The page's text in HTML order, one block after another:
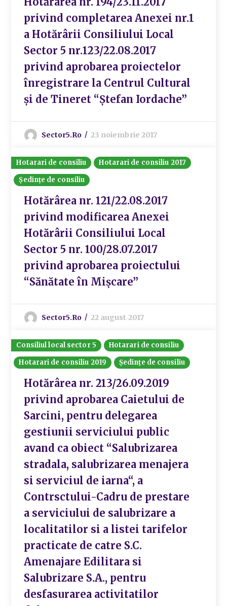
privind completarea Anexei nr.1
a Hotărârii Consiliului Local
Sector 5 nr.123/22.08.2017
privind aprobarea proiectelor
înregistrare la Centrul Cultural
și de Tineret “Ștefan Iordache”
Sector5.ro 23 noiembrie 2017
Hotarari de consiliu
Hotarari de consiliu 2017
Ședințe de consiliu
Hotărârea nr. 121/22.08.2017
privind modificarea Anexei
Hotărârii Consiliului Local
Sector 5 nr. 100/28.07.2017
privind aprobarea proiectului
“Sănătate în Mișcare”
Sector5.ro 22 august 2017
Consiliul local sector 5
Hotarari de consiliu
Hotarari de consiliu 2019
Ședințe de consiliu
Hotărârea nr. 213/26.09.2019
privind aprobarea Caietului de
Sarcini, pentru delegarea
gestiunii serviciului public
avand ca obiect “Salubrizarea
stradala, salubrizarea menajera
si serviciul de iarna“, a
Contrsctului-Cadru de prestare
a serviciului de salubrizare a
localitatilor si a listei tarifelor
practicate de catre S.C.
Amenajare Edilitara si
Salubrizare S.A., pentru
desfasurarea activitatilor